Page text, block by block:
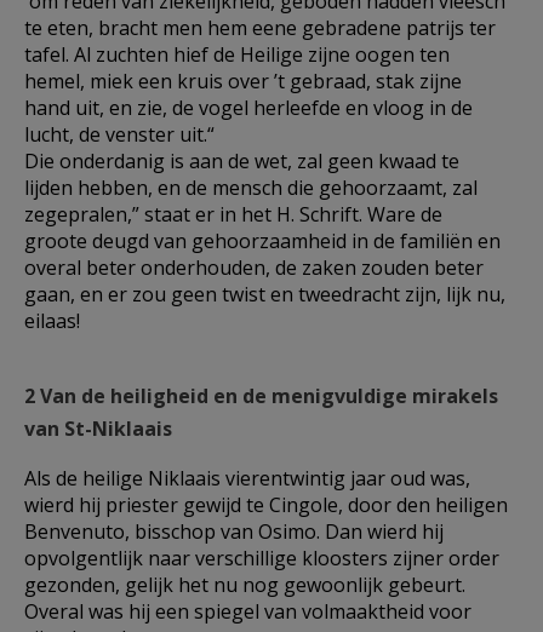
te eten, bracht men hem eene gebradene patrijs ter
tafel. Al zuchten hief de Heilige zijne oogen ten
hemel, miek een kruis over ’t gebraad, stak zijne
hand uit, en zie, de vogel herleefde en vloog in de
lucht, de venster uit.“
Die onderdanig is aan de wet, zal geen kwaad te
lijden hebben, en de mensch die gehoorzaamt, zal
zegepralen,” staat er in het H. Schrift. Ware de
groote deugd van gehoorzaamheid in de familiën en
overal beter onderhouden, de zaken zouden beter
gaan, en er zou geen twist en tweedracht zijn, lijk nu,
eilaas!
2 Van de heiligheid en de menigvuldige mirakels
van St-Niklaais
Als de heilige Niklaais vierentwintig jaar oud was,
wierd hij priester gewijd te Cingole, door den heiligen
Benvenuto, bisschop van Osimo. Dan wierd hij
opvolgentlijk naar verschillige kloosters zijner order
gezonden, gelijk het nu nog gewoonlijk gebeurt.
Overal was hij een spiegel van volmaaktheid voor